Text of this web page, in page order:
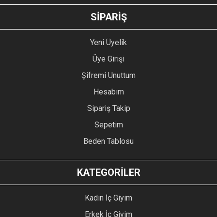
GÖNDER
SİPARİŞ
Yeni Üyelik
Üye Girişi
Şifremi Unuttum
Hesabım
Sipariş Takip
Sepetim
Beden Tablosu
KATEGORİLER
Kadın İç Giyim
Erkek İç Giyim